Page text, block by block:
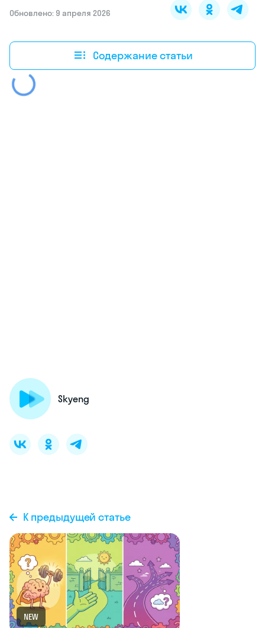
Обновлено: 9 апреля 2026
Содержание статьи
Skyeng
К предыдущей статье
NEW